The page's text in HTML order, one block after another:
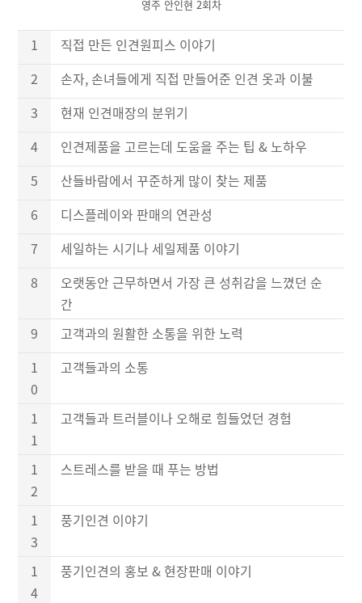
영주 안인현 2회차
1
직접 만든 인견원피스 이야기
2
손자, 손녀들에게 직접 만들어준 인견 옷과 이불
3
현재 인견매장의 분위기
4
인견제품을 고르는데 도움을 주는 팁 & 노하우
5
산들바람에서 꾸준하게 많이 찾는 제품
6
디스플레이와 판매의 연관성
7
세일하는 시기나 세일제품 이야기
8
오랫동안 근무하면서 가장 큰 성취감을 느꼈던 순
간
9
고객과의 원활한 소통을 위한 노력
1
0
고객들과의 소통
1
1
고객들과 트러블이나 오해로 힘들었던 경험
1
2
스트레스를 받을 때 푸는 방법
1
3
풍기인견 이야기
1
4
풍기인견의 홍보 & 현장판매 이야기